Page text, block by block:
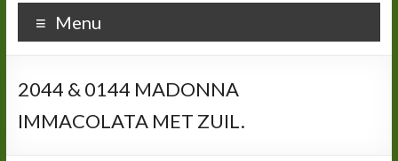
Menu
2044 & 0144 MADONNA
IMMACOLATA MET ZUIL.